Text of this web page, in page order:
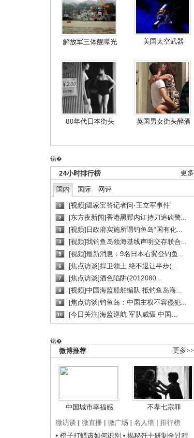
解放军三体舰曝光 美国太空武器
80年代日本街头 英国男女街头醉酒
锘�
更多
24小时排行榜
国内 国际 网评
1 [视频]温家宝答记者问·王立军事件
2 [东方夜新闻]香港黑帮内讧持刀追砍警...
3 [视频]日政府实施所谓钓鱼岛“国有化...
4 [视频]我钓鱼岛领海基线声明交存联合...
5 [视频]最新消息：9名日本右翼登钓鱼...
6 [焦点访谈]捍卫领土 绝不退让半步(...
7 [焦点访谈]酒色陷阱(2012080...
8 [视频]中国海监船舶编队 抵钓鱼岛海...
9 [焦点访谈]钓鱼岛：中国主权不容侵犯...
10 [今日关注]海监巡航 军队威慑 中国...
锘�
更多>>
微博推荐
中国城市幸福感
不孝七宗罪
微访谈 | 微直播 | 微广场 | 名人墙 | 排行榜
• 橙子打蜡该如何识别 • 揭秘歼十研制全过程